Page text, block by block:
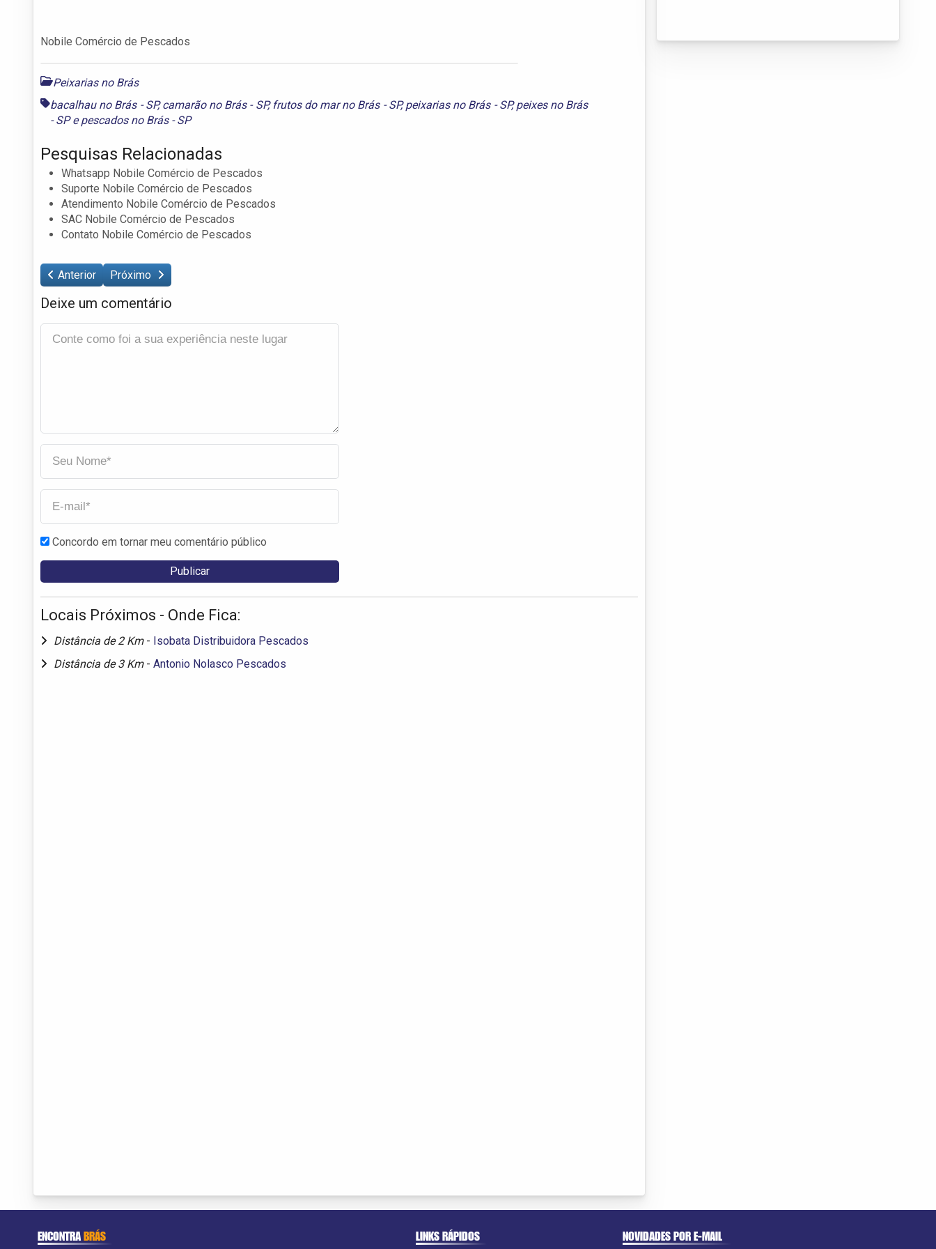
Nobile Comércio de Pescados
Peixarias no Brás
bacalhau no Brás - SP,camarão no Brás - SP, frutos do mar no Brás - SP,peixarias no Brás - SP,peixes no Brás
- SPepescados no Brás - SP
Pesquisas Relacionadas
Whatsapp Nobile Comércio de Pescados
Suporte Nobile Comércio de Pescados
Atendimento Nobile Comércio de Pescados
SAC Nobile Comércio de Pescados
Contato Nobile Comércio de Pescados
Anterior Próximo
Deixe um comentário
Concordo em tornar meu comentário público
Locais Próximos - Onde Fica:
Distância de 2 Km - Isobata Distribuidora Pescados
Distância de 3 Km - Antonio Nolasco Pescados
ENCONTRABRÁS LINKS RÁPIDOS NOVIDADES POR E-MAIL